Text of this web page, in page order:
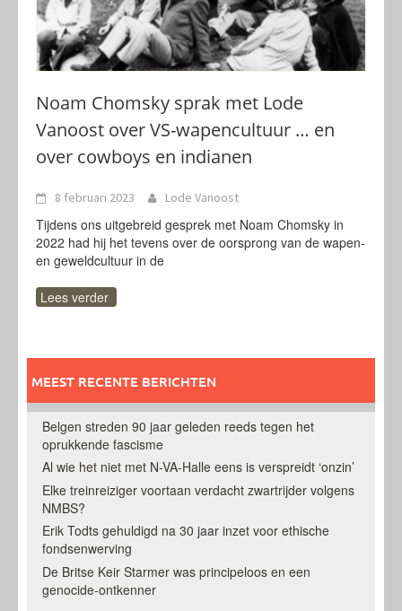
Noam Chomsky sprak met Lode
Vanoost over VS-wapencultuur … en
over cowboys en indianen
8 februari 2023 Lode Vanoost
Tijdens ons uitgebreid gesprek met Noam Chomsky in
2022 had hij het tevens over de oorsprong van de wapen-
en geweldcultuur in de
Lees verder
MEEST RECENTE BERICHTEN
Belgen streden 90 jaar geleden reeds tegen het
oprukkende fascisme
Al wie het niet met N-VA-Halle eens is verspreidt ‘onzin’
Elke treinreiziger voortaan verdacht zwartrijder volgens
NMBS?
Erik Todts gehuldigd na 30 jaar inzet voor ethische
fondsenwerving
De Britse Keir Starmer was principeloos en een
genocide-ontkenner